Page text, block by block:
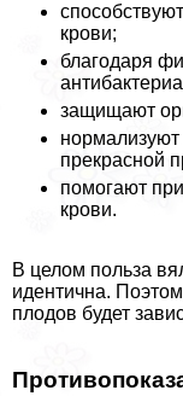
крови;
благодаря
защищают
прекрасной
помогают
крови.
В целом польза
идентична.
плодов будет